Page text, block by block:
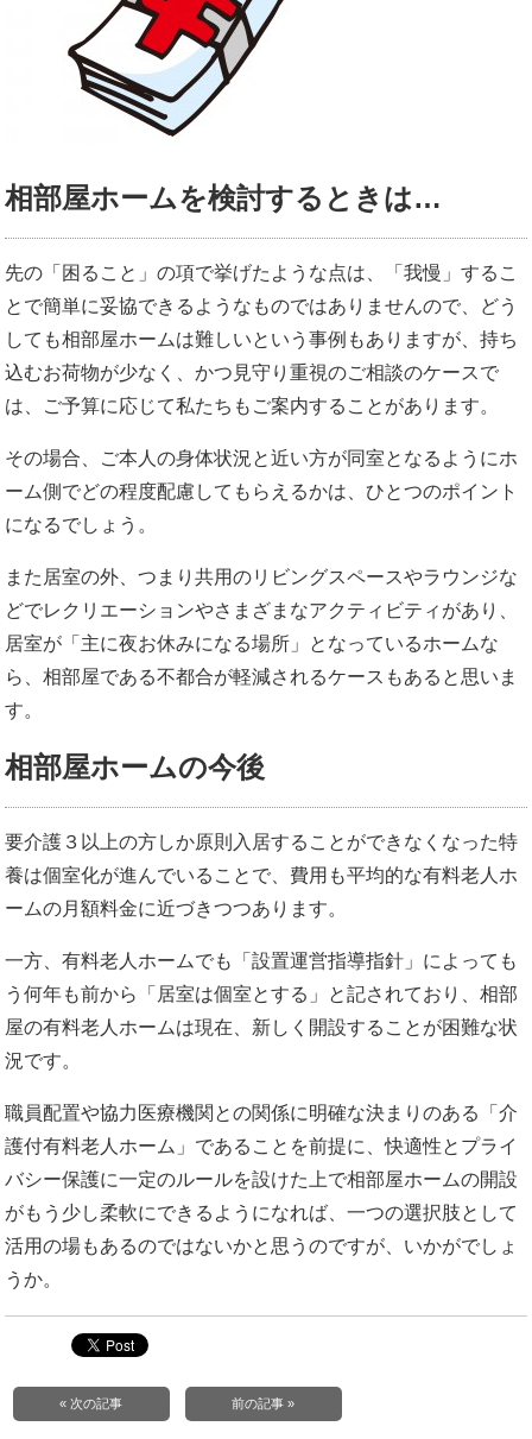
相部屋ホームを検討するときは…
先の「困ること」の項で挙げたような点は、「我慢」するこ
とで簡単に妥協できるようなものではありませんので、どう
しても相部屋ホームは難しいという事例もありますが、持ち
込むお荷物が少なく、かつ見守り重視のご相談のケースで
は、ご予算に応じて私たちもご案内することがあります。
その場合、ご本人の身体状況と近い方が同室となるようにホ
ーム側でどの程度配慮してもらえるかは、ひとつのポイント
になるでしょう。
また居室の外、つまり共用のリビングスペースやラウンジな
どでレクリエーションやさまざまなアクティビティがあり、
居室が「主に夜お休みになる場所」となっているホームな
ら、相部屋である不都合が軽減されるケースもあると思いま
す。
相部屋ホームの今後
要介護３以上の方しか原則入居することができなくなった特
養は個室化が進んでいることで、費用も平均的な有料老人ホ
ームの月額料金に近づきつつあります。
一方、有料老人ホームでも「設置運営指導指針」によっても
う何年も前から「居室は個室とする」と記されており、相部
屋の有料老人ホームは現在、新しく開設することが困難な状
況です。
職員配置や協力医療機関との関係に明確な決まりのある「介
護付有料老人ホーム」であることを前提に
、快適性とプライ
バシー保護に一定のルールを設けた上で相部屋ホームの開設
がもう少し柔軟にできるようになれば、一つの選択肢として
活用の場もあるのではないかと思うのですが、いかがでしょ
うか。
« 次の記事 前の記事 »